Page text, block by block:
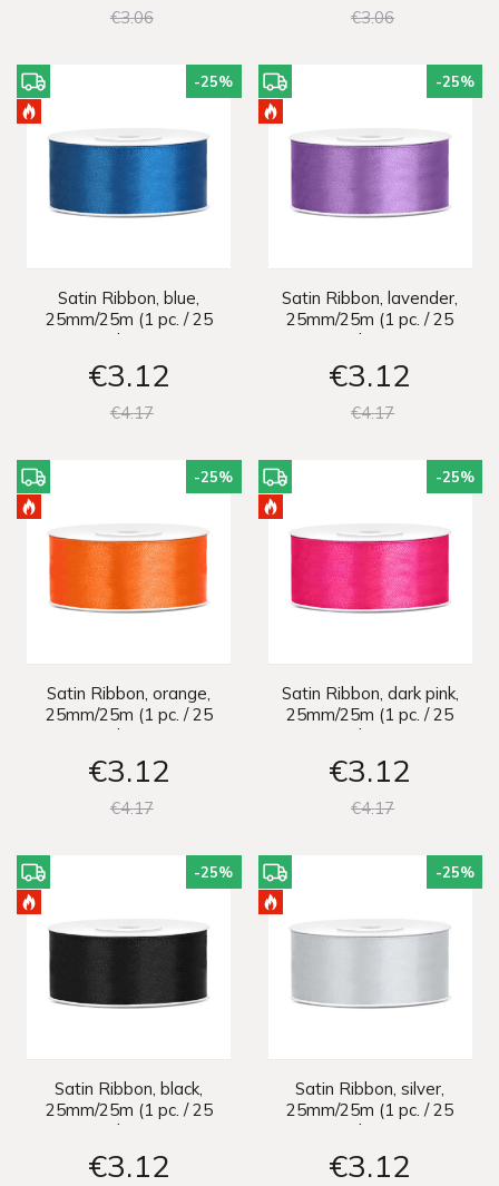
€306 €306
-25%
Satin Ribbon, blue,
25mm/25m (1 pc. / 25
lm)
€3 12
€417
-25%
Satin Ribbon, lavender,
25mm/25m (1 pc. / 25
lm)
€3 12
€417
-25%
Satin Ribbon, orange,
25mm/25m (1 pc. / 25
lm)
€3 12
€417
-25%
Satin Ribbon, dark pink,
25mm/25m (1 pc. / 25
lm)
€3 12
€417
-25%
Satin Ribbon, black,
25mm/25m (1 pc. / 25
lm)
€3 12
-25%
Satin Ribbon, silver,
25mm/25m (1 pc. / 25
lm)
€3 12